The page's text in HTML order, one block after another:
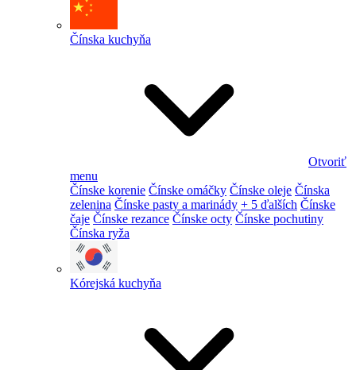
Čínska kuchyňa
Otvoriť
menu
Čínske korenie Čínske omáčky Čínske oleje Čínska
zelenina Čínske pasty a marinády + 5 ďalších Čínske
čaje Čínske rezance Čínske octy Čínske pochutiny
Čínska ryža
Kórejská kuchyňa